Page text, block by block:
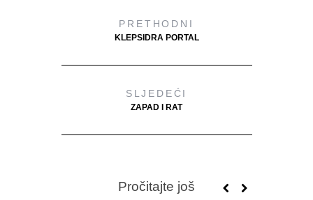
PRETHODNI
KLEPSIDRA PORTAL
SLJEDEĆI
ZAPAD I RAT
Pročitajte još